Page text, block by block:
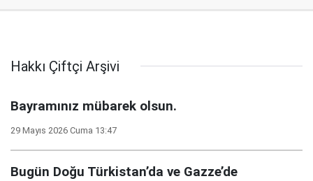
Hakkı Çiftçi Arşivi
Bayramınız mübarek olsun.
29 Mayıs 2026 Cuma 13:47
Bugün Doğu Türkistan’da ve Gazze’de